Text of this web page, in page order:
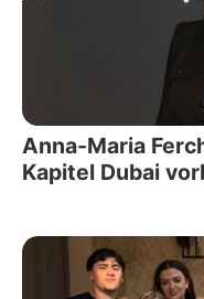
Anna-Maria
Kapitel Dubai